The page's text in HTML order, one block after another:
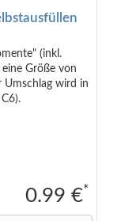
(inkl.
Größe von
Umschlag wird in
0.99 €*